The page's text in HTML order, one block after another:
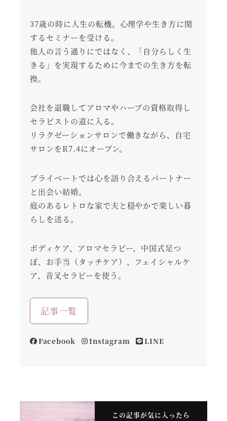
37歳の時に人生の転機。心理学や生き方に関
するセミナーを受ける。
他人の言う通りにではなく、「自分らしく生
きる」を実現するために今までの生き方を転
換。
会社を退職してアロマやハーブの資格取得し
セラピストの道に入る。
リラクゼーションサロンで働きながら、自宅
サロンをR7.4にオープン。
プライベートでは心を語り合えるパートナー
と出会い結婚。
庭のあるレトロな家で夫と穏やかで楽しい暮
らしを送る。
ボディケア、アロマセラピー、中国式足つ
ぼ、お手当（タッチケア）、フェイシャルケ
ア、音叉セラピーを使う。
記事一覧
Facebook Instagram LINE
この記事が気に入ったら